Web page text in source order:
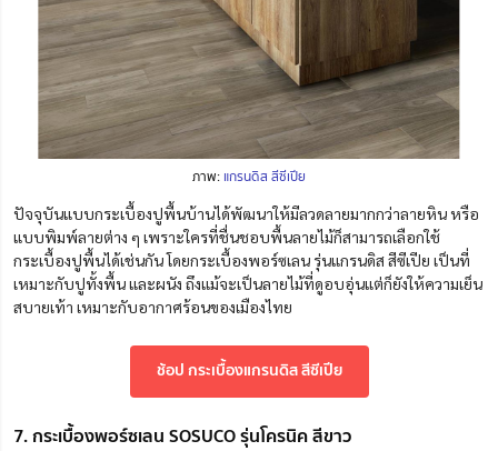
ภาพ: แกรนดิส สีซีเปีย
ปัจจุบันแบบกระเบื้องปูพื้นบ้านได้พัฒนาให้มีลวดลายมากกว่าลายหิน หรือ
แบบพิมพ์ลายต่าง ๆ เพราะใครที่ชื่นชอบพื้นลายไม้ก็สามารถเลือกใช้
กระเบื้องปูพื้นได้เช่นกัน โดยกระเบื้องพอร์ซเลน รุ่นแกรนดิส สีซีเปีย เป็นที่
เหมาะกับปูทั้งพื้น และผนัง ถึงแม้จะเป็นลายไม้ที่ดูอบอุ่นแต่ก็ยังให้ความเย็น
สบายเท้า เหมาะกับอากาศร้อนของเมืองไทย
ช้อป กระเบื้องแกรนดิส สีซีเปีย
7. กระเบื้องพอร์ซเลน SOSUCO รุ่นโครนิค สีขาว